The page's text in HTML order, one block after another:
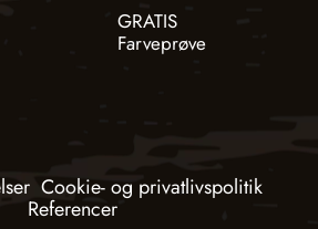
GRATIS
Farveprøve
Cookie- og privatlivspolitik
Referencer